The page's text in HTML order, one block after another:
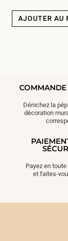
AJOUTER AU
COMMANDE
Dénichez la
décoration
Payez en
et faites-